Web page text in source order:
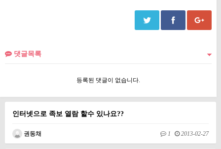
댓글목록
등록된 댓글이 없습니다.
인터넷으로 족보 열람 할수 있나요??
권동채 1 2013-02-27